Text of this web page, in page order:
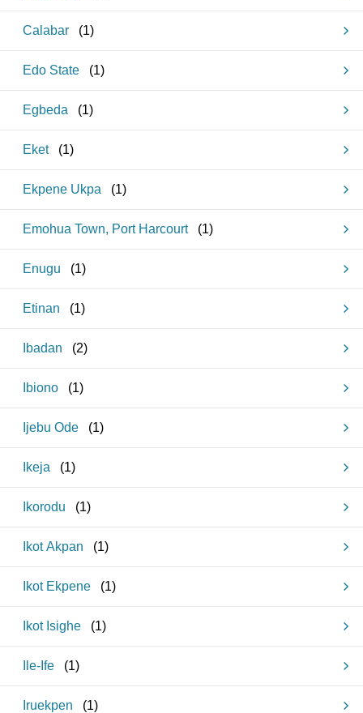
Calabar (1)
Edo State (1)
Egbeda (1)
Eket (1)
Ekpene Ukpa (1)
Emohua Town, Port Harcourt (1)
Enugu (1)
Etinan (1)
Ibadan (2)
Ibiono (1)
Ijebu Ode (1)
Ikeja (1)
Ikorodu (1)
Ikot Akpan (1)
Ikot Ekpene (1)
Ikot Isighe (1)
Ile-Ife (1)
Iruekpen (1)